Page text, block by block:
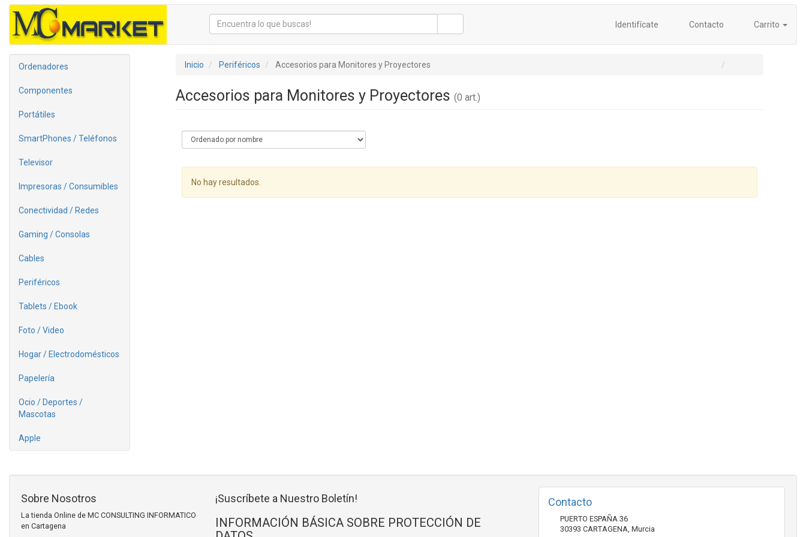
Identifícate Contacto Carrito
Ordenadores
Componentes
Portátiles
SmartPhones / Teléfonos
Televisor
Impresoras / Consumibles
Conectividad / Redes
Gaming / Consolas
Cables
Periféricos
Tablets / Ebook
Foto / Video
Hogar / Electrodomésticos
Papelería
Ocio / Deportes /
Mascotas
Apple
Inicio Periféricos Accesorios para Monitores y Proyectores
Accesorios para Monitores y Proyectores (0 art.)
No hay resultados.
Sobre Nosotros
La tienda Online de MC CONSULTING INFORMATICO
en Cartagena
¡Suscríbete a Nuestro Boletín!
INFORMACIÓN BÁSICA SOBRE PROTECCIÓN DE
Contacto
PUERTO ESPAÑA 36
30393 CARTAGENA, Murcia